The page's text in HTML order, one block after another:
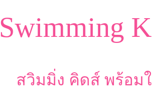
Swimming
สวิมมิ่ง คิดส์ พร้อม